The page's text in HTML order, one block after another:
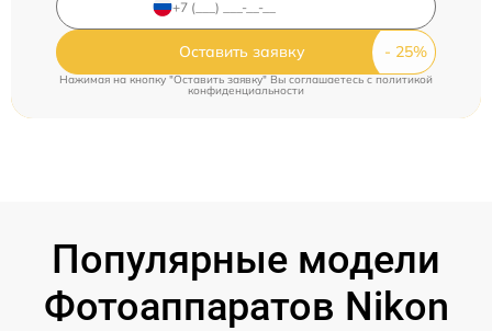
Оставить заявку
Нажимая на кнопку "Оставить заявку" Вы соглашаетесь cполитикой
конфиденциальности
Популярные модели
Фотоаппаратов Nikon